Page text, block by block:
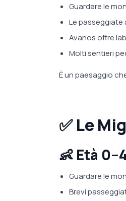
Guardare le
Le passeggiate
Avanos offre
Molti sentieri
È un paesaggio
✅Le
👶 Età 0–4
Guardare le
Brevi